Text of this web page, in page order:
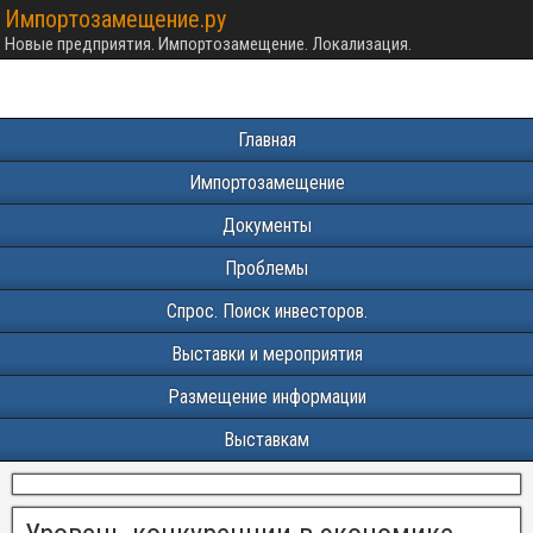
Импортозамещение.ру
Новые предприятия. Импортозамещение. Локализация.
Главная
Импортозамещение
Документы
Проблемы
Спрос. Поиск инвесторов.
Выставки и мероприятия
Размещение информации
Выставкам